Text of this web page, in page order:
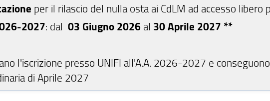
per il rilascio del nulla osta ai CdLM ad accesso libero
2027: dal 03 Giugno 2026 al 30 Aprile 2027 **
l'iscrizione presso UNIFI all'A.A. 2026-2027 e
di Aprile 2027